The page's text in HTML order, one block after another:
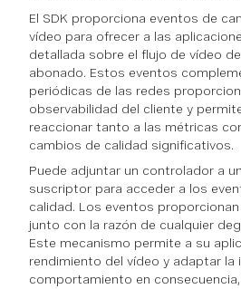
El SDK proporciona eventos de
vídeo para ofrecer a las
detallada sobre el flujo de vídeo
abonado. Estos eventos
periódicas de las redes
observabilidad del cliente y
reaccionar tanto a las métricas
cambios de calidad significativos.
Puede adjuntar un controlador a
suscriptor para acceder a los
calidad. Los eventos
junto con la razón de cualquier
Este mecanismo permite a su
rendimiento del vídeo y adaptar la
comportamiento en